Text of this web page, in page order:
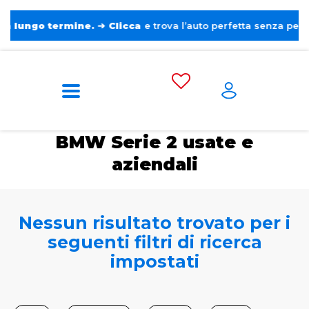
termine. ➔ Clicca e trova l’auto perfetta senza pensieri. ❤️
BMW
BMW Serie 2 usate e
aziendali
Nessun risultato trovato per i
seguenti filtri di ricerca
impostati